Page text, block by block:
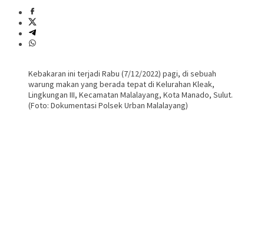
Kebakaran ini terjadi Rabu (7/12/2022) pagi, di sebuah
warung makan yang berada tepat di Kelurahan Kleak,
Lingkungan III, Kecamatan Malalayang, Kota Manado, Sulut.
(Foto: Dokumentasi Polsek Urban Malalayang)